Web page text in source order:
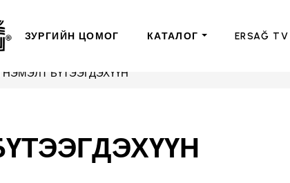
ЗУРГИЙН ЦОМОГ КАТАЛОГ ERSAĞ TV
БҮТЭЭГДЭХҮҮН